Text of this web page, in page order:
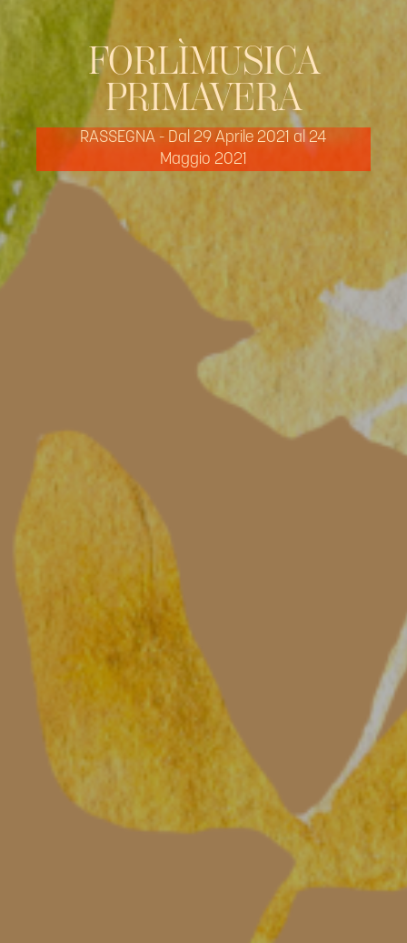
FORLÌMUSICA
PRIMAVERA
RASSEGNA - Dal 29 Aprile 2021 al 24
Maggio 2021